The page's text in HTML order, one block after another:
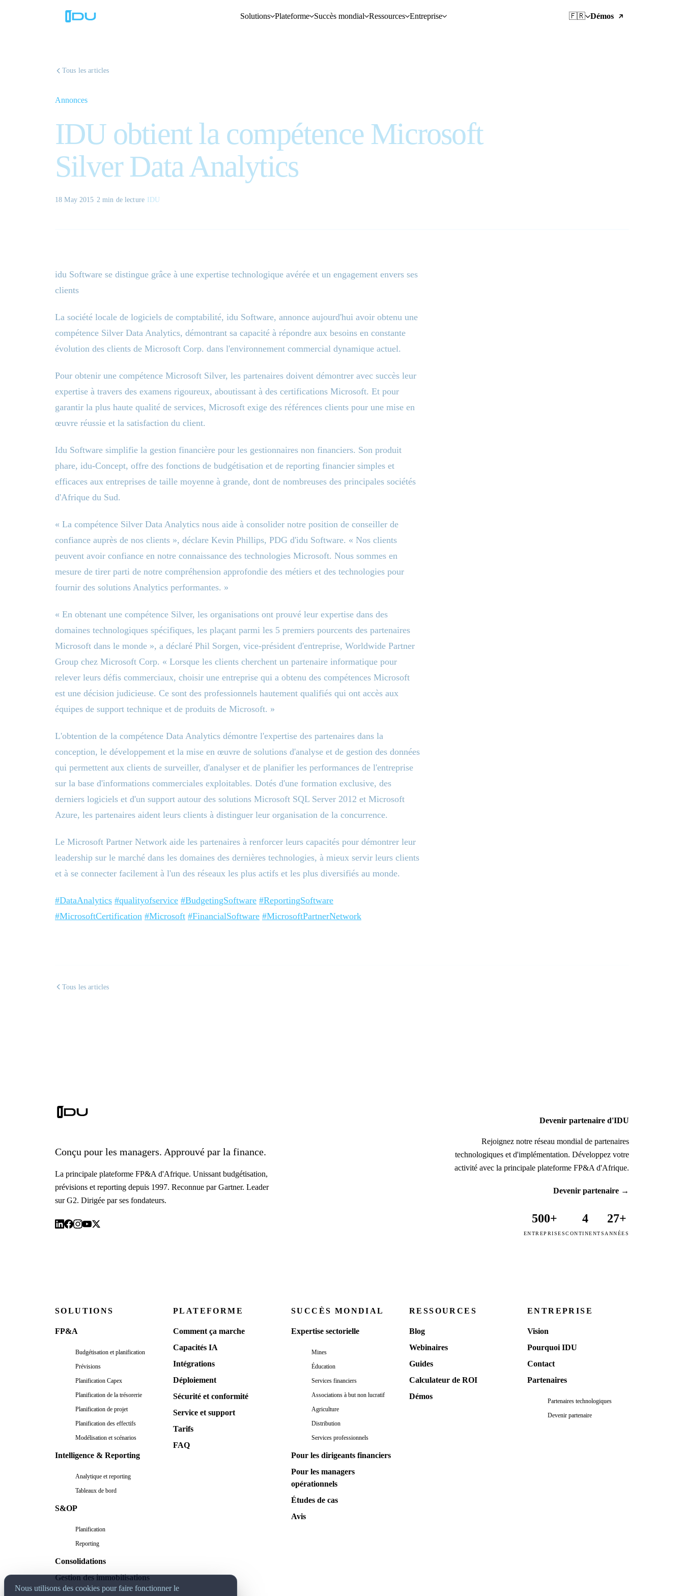
Solutions Plateforme Succès mondial Ressources Entreprise 🇫🇷 Démos
Tous les articles
Annonces
IDU obtient la compétence Microsoft
Silver Data Analytics
18 May 2015 2 min de lecture· IDU
idu Software se distingue grâce à une expertise technologique avérée et un engagement envers ses
clients
La société locale de logiciels de comptabilité, idu Software, annonce aujourd'hui avoir obtenu une
compétence Silver Data Analytics, démontrant sa capacité à répondre aux besoins en constante
évolution des clients de Microsoft Corp. dans l'environnement commercial dynamique actuel.
Pour obtenir une compétence Microsoft Silver, les partenaires doivent démontrer avec succès leur
expertise à travers des examens rigoureux, aboutissant à des certifications Microsoft. Et pour
garantir la plus haute qualité de services, Microsoft exige des références clients pour une mise en
œuvre réussie et la satisfaction du client.
Idu Software simplifie la gestion financière pour les gestionnaires non financiers. Son produit
phare, idu-Concept, offre des fonctions de budgétisation et de reporting financier simples et
efficaces aux entreprises de taille moyenne à grande, dont de nombreuses des principales sociétés
d'Afrique du Sud.
« La compétence Silver Data Analytics nous aide à consolider notre position de conseiller de
confiance auprès de nos clients », déclare Kevin Phillips, PDG d'idu Software. « Nos clients
peuvent avoir confiance en notre connaissance des technologies Microsoft. Nous sommes en
mesure de tirer parti de notre compréhension approfondie des métiers et des technologies pour
fournir des solutions Analytics performantes. »
« En obtenant une compétence Silver, les organisations ont prouvé leur expertise dans des
domaines technologiques spécifiques, les plaçant parmi les 5 premiers pourcents des partenaires
Microsoft dans le monde », a déclaré Phil Sorgen, vice-président d'entreprise, Worldwide Partner
Group chez Microsoft Corp. « Lorsque les clients cherchent un partenaire informatique pour
relever leurs défis commerciaux, choisir une entreprise qui a obtenu des compétences Microsoft
est une décision judicieuse. Ce sont des professionnels hautement qualifiés qui ont accès aux
équipes de support technique et de produits de Microsoft. »
L'obtention de la compétence Data Analytics démontre l'expertise des partenaires dans la
conception, le développement et la mise en œuvre de solutions d'analyse et de gestion des données
qui permettent aux clients de surveiller, d'analyser et de planifier les performances de l'entreprise
sur la base d'informations commerciales exploitables. Dotés d'une formation exclusive, des
derniers logiciels et d'un support autour des solutions Microsoft SQL Server 2012 et Microsoft
Azure, les partenaires aident leurs clients à distinguer leur organisation de la concurrence.
Le Microsoft Partner Network aide les partenaires à renforcer leurs capacités pour démontrer leur
leadership sur le marché dans les domaines des dernières technologies, à mieux servir leurs clients
et à se connecter facilement à l'un des réseaux les plus actifs et les plus diversifiés au monde.
#DataAnalytics #qualityofservice #BudgetingSoftware #ReportingSoftware
#MicrosoftCertification #Microsoft #FinancialSoftware #MicrosoftPartnerNetwork
Tous les articles
Conçu pour les managers. Approuvé par la finance.
La principale plateforme FP&A d'Afrique. Unissant budgétisation,
prévisions et reporting depuis 1997. Reconnue par Gartner. Leader
sur G2. Dirigée par ses fondateurs.
Devenir partenaire d'IDU
Rejoignez notre réseau mondial de partenaires
technologiques et d'implémentation. Développez votre
activité avec la principale plateforme FP&A d'Afrique.
Devenir partenaire →
500+
ENTREPRISES
4
CONTINENTS
27+
ANNÉES
SOLUTIONS
FP&A
Budgétisation et planification
Prévisions
Planification Capex
Planification de la trésorerie
Planification de projet
Planification des effectifs
Modélisation et scénarios
Intelligence & Reporting
Analytique et reporting
Tableaux de bord
S&OP
Planification
Reporting
Consolidations
Gestion des immobilisations
PLATEFORME
Comment ça marche
Capacités IA
Intégrations
Déploiement
Sécurité et conformité
Service et support
Tarifs
FAQ
SUCCÈS MONDIAL
Expertise sectorielle
Mines
Éducation
Services financiers
Associations à but non lucratif
Agriculture
Distribution
Services professionnels
Pour les dirigeants financiers
Pour les managers
opérationnels
Études de cas
Avis
RESSOURCES
Blog
Webinaires
Guides
Calculateur de ROI
Démos
ENTREPRISE
Vision
Pourquoi IDU
Contact
Partenaires
Partenaires technologiques
Devenir partenaire
Nous utilisons des cookies pour faire fonctionner le